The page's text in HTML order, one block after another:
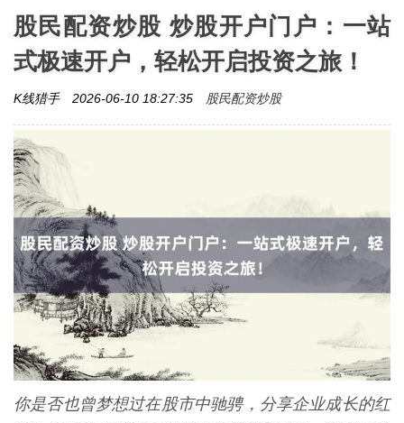
股民配资炒股 炒股开户门户：一站
式极速开户，轻松开启投资之旅！
K线猎手 2026-06-10 18:27:35 股民配资炒股
你是否也曾梦想过在股市中驰骋，分享企业成长的红